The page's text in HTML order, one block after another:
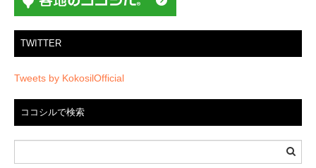
TWITTER
Tweets by KokosilOfficial
ココシルで検索